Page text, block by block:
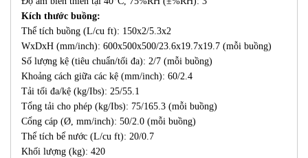
Kích thước buồng:
Thể tích buồng (L/cu ft): 150x2/5.3x2
WxDxH (mm/inch): 600x500x500/23.6x19.7x19.7 (mỗi buồng)
Số lượng kệ (tiêu chuẩn/tối đa): 2/7 (mỗi buồng)
Khoảng cách giữa các kệ (mm/inch): 60/2.4
Tải tối đa/kệ (kg/Ibs): 25/55.1
Tổng tải cho phép (kg/Ibs): 75/165.3 (mỗi buồng)
Cổng cáp (Ø, mm/inch): 50/2.0 (mỗi buồng)
Thể tích bể nước (L/cu ft): 20/0.7
Khối lượng (kg): 420